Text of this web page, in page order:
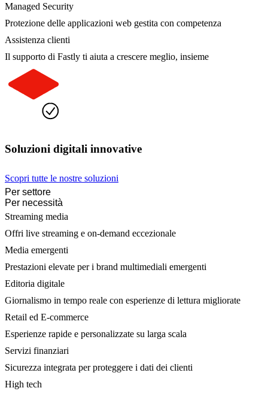
Managed Security
Protezione delle applicazioni web gestita con competenza
Assistenza clienti
Il supporto di Fastly ti aiuta a crescere meglio, insieme
Soluzioni digitali innovative
Scopri tutte le nostre soluzioni
Per settore
Per necessità
Streaming media
Offri live streaming e on-demand eccezionale
Media emergenti
Prestazioni elevate per i brand multimediali emergenti
Editoria digitale
Giornalismo in tempo reale con esperienze di lettura migliorate
Retail ed E-commerce
Esperienze rapide e personalizzate su larga scala
Servizi finanziari
Sicurezza integrata per proteggere i dati dei clienti
High tech